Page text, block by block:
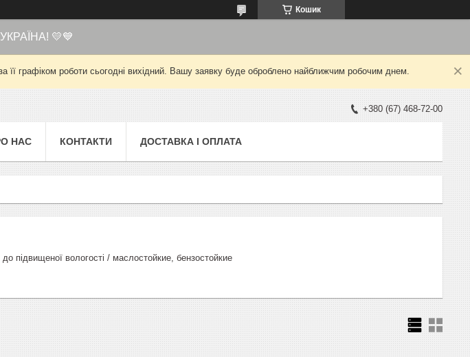
Кошик
💛💙
графіком роботи сьогодні вихідний. Вашу заявку буде оброблено найближчим робочим днем.
+380 (67) 468-72-00
НАС КОНТАКТИ ДОСТАВКА І ОПЛАТА
підвищеної вологості / маслостойкие, бензостойкие